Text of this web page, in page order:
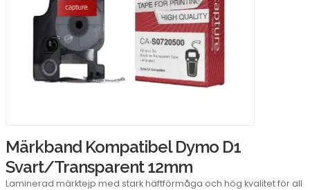
Märkband Kompatibel Dymo D1
Svart/Transparent 12mm
Laminerad märktejp med stark häftförmåga och hög kvalitet för all